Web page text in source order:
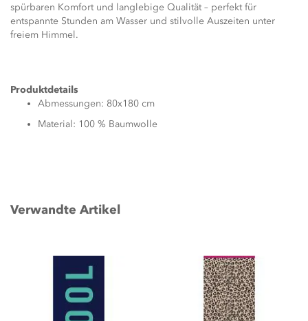
spürbaren Komfort und langlebige Qualität – perfekt für
entspannte Stunden am Wasser und stilvolle Auszeiten unter
freiem Himmel.
Produktdetails
Abmessungen: 80x180 cm
Material: 100 % Baumwolle
Verwandte Artikel